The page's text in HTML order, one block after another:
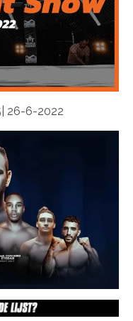
26-6-2022